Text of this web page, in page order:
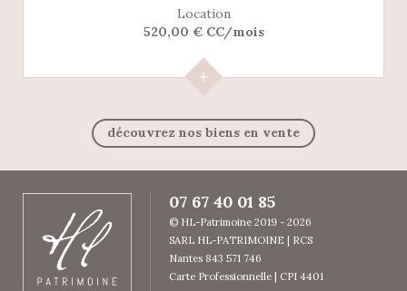
Location
520,00 € CC/mois
découvrez nos biens en vente
07 67 40 01 85
© HL-Patrimoine 2019 - 2026
SARL HL-PATRIMOINE | RCS
Nantes 843 571 746
Carte Professionnelle | CPI 4401